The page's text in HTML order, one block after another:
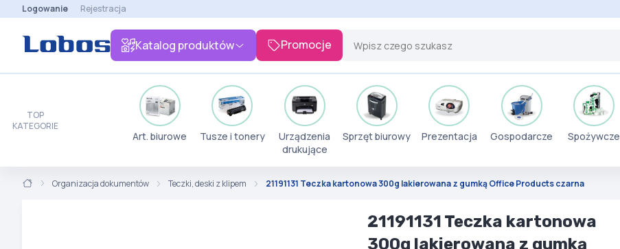
Logowanie Rejestracja
Katalog produktów Promocje
TOP
KATEGORIE
Art. biurowe Tusze i tonery
Urządzenia
drukujące
Sprzęt biurowy Prezentacja Gospodarcze Spożywcze
Organizacja dokumentów Teczki, deski z klipem 21191131 Teczka kartonowa 300g lakierowana z gumką Office Products czarna
21191131 Teczka kartonowa
300g lakierowana z gumką